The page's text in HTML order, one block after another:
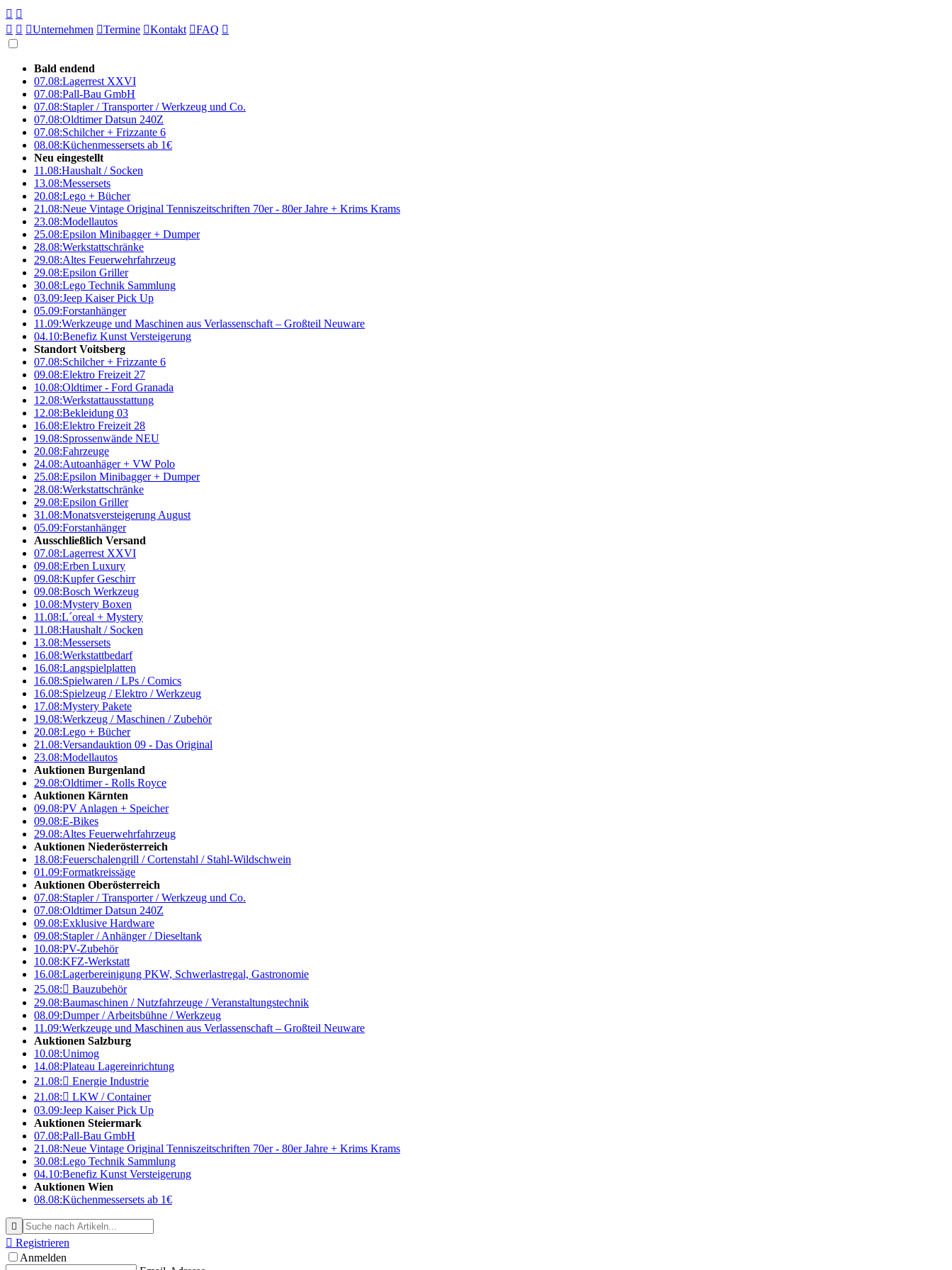
 
  Unternehmen Termine Kontakt FAQ 
Bald endend
07.08:Lagerrest XXVI
07.08:Pall-Bau GmbH
07.08:Stapler / Transporter / Werkzeug und Co.
07.08:Oldtimer Datsun 240Z
07.08:Schilcher + Frizzante 6
08.08:Küchenmessersets ab 1€
Neu eingestellt
11.08:Haushalt / Socken
13.08:Messersets
20.08:Lego + Bücher
21.08:Neue Vintage Original Tenniszeitschriften 70er - 80er Jahre + Krims Krams
23.08:Modellautos
25.08:Epsilon Minibagger + Dumper
28.08:Werkstattschränke
29.08:Altes Feuerwehrfahrzeug
29.08:Epsilon Griller
30.08:Lego Technik Sammlung
03.09:Jeep Kaiser Pick Up
05.09:Forstanhänger
11.09:Werkzeuge und Maschinen aus Verlassenschaft – Großteil Neuware
04.10:Benefiz Kunst Versteigerung
Standort Voitsberg
07.08:Schilcher + Frizzante 6
09.08:Elektro Freizeit 27
10.08:Oldtimer - Ford Granada
12.08:Werkstattausstattung
12.08:Bekleidung 03
16.08:Elektro Freizeit 28
19.08:Sprossenwände NEU
20.08:Fahrzeuge
24.08:Autoanhäger + VW Polo
25.08:Epsilon Minibagger + Dumper
28.08:Werkstattschränke
29.08:Epsilon Griller
31.08:Monatsversteigerung August
05.09:Forstanhänger
Ausschließlich Versand
07.08:Lagerrest XXVI
09.08:Erben Luxury
09.08:Kupfer Geschirr
09.08:Bosch Werkzeug
10.08:Mystery Boxen
11.08:L´oreal + Mystery
11.08:Haushalt / Socken
13.08:Messersets
16.08:Werkstattbedarf
16.08:Langspielplatten
16.08:Spielwaren / LPs / Comics
16.08:Spielzeug / Elektro / Werkzeug
17.08:Mystery Pakete
19.08:Werkzeug / Maschinen / Zubehör
20.08:Lego + Bücher
21.08:Versandauktion 09 - Das Original
23.08:Modellautos
Auktionen Burgenland
29.08:Oldtimer - Rolls Royce
Auktionen Kärnten
09.08:PV Anlagen + Speicher
09.08:E-Bikes
29.08:Altes Feuerwehrfahrzeug
Auktionen Niederösterreich
18.08:Feuerschalengrill / Cortenstahl / Stahl-Wildschwein
01.09:Formatkreissäge
Auktionen Oberösterreich
07.08:Stapler / Transporter / Werkzeug und Co.
07.08:Oldtimer Datsun 240Z
09.08:Exklusive Hardware
09.08:Stapler / Anhänger / Dieseltank
10.08:PV-Zubehör
10.08:KFZ-Werkstatt
16.08:Lagerbereinigung PKW, Schwerlastregal, Gastronomie
25.08: Bauzubehör
29.08:Baumaschinen / Nutzfahrzeuge / Veranstaltungstechnik
08.09:Dumper / Arbeitsbühne / Werkzeug
11.09:Werkzeuge und Maschinen aus Verlassenschaft – Großteil Neuware
Auktionen Salzburg
10.08:Unimog
14.08:Plateau Lagereinrichtung
21.08: Energie Industrie
21.08: LKW / Container
03.09:Jeep Kaiser Pick Up
Auktionen Steiermark
07.08:Pall-Bau GmbH
21.08:Neue Vintage Original Tenniszeitschriften 70er - 80er Jahre + Krims Krams
30.08:Lego Technik Sammlung
04.10:Benefiz Kunst Versteigerung
Auktionen Wien
08.08:Küchenmessersets ab 1€

 Registrieren
Anmelden